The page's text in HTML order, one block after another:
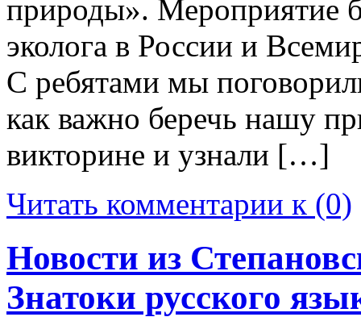
природы». Мероприятие
эколога в России и
С ребятами мы
как важно беречь нашу
викторине и узнали […]
Читать комментарии к (0)
Новости из
Знатоки русского